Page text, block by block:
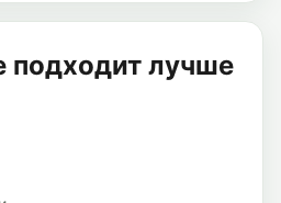
подходит лучше